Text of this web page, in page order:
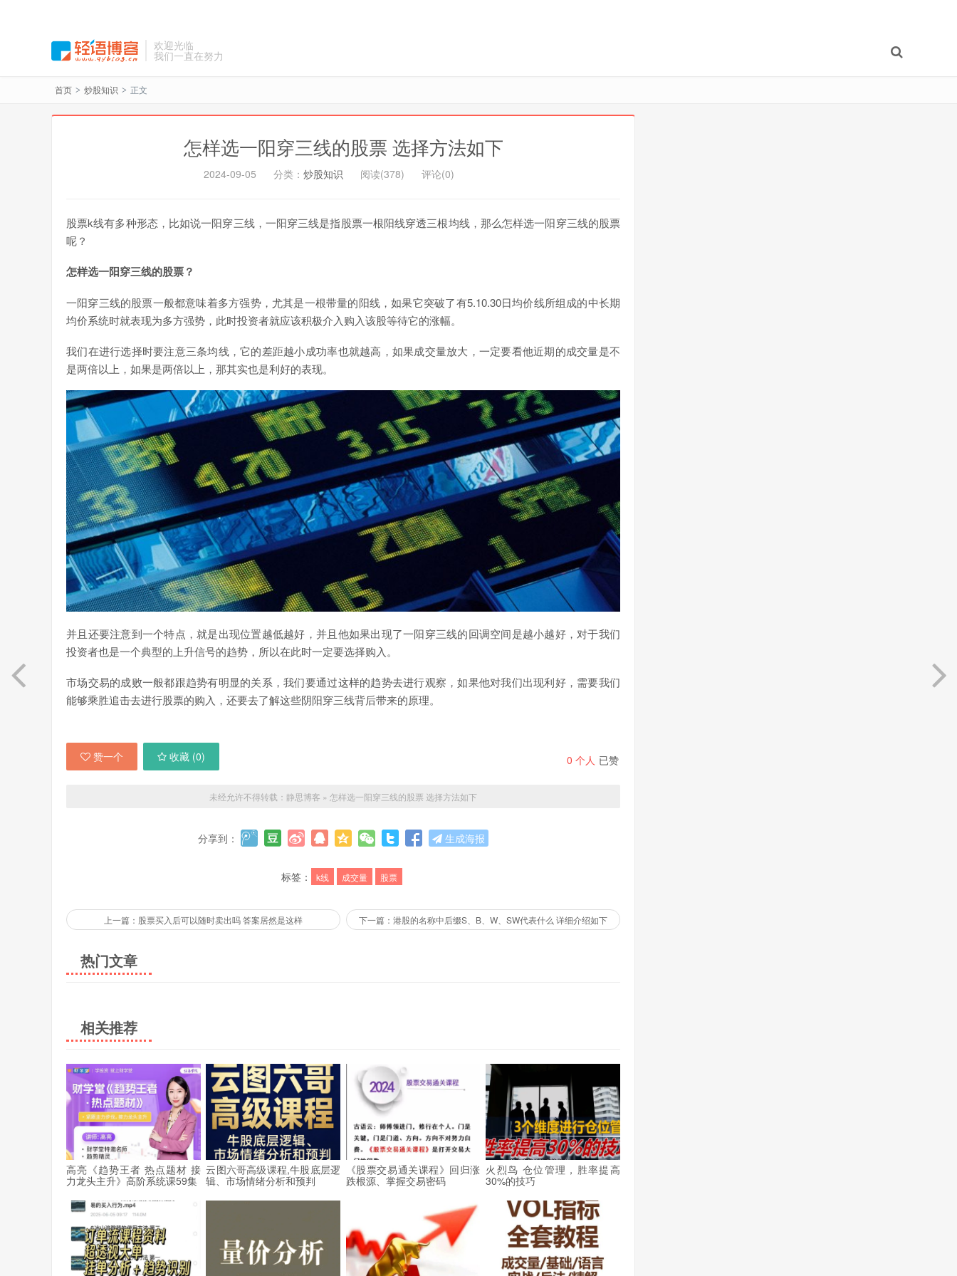
欢迎光临
我们一直在努力
首页 > 炒股知识 > 正文
怎样选一阳穿三线的股票 选择方法如下
2024-09-05 分类： 炒股知识 阅读(378) 评论(0)
股票k线有多种形态，比如说一阳穿三线，一阳穿三线是指股票一根阳线穿透三根均线，那么怎样选一阳穿三线的股票
呢？
怎样选一阳穿三线的股票？
一阳穿三线的股票一般都意味着多方强势，尤其是一根带量的阳线，如果它突破了有5.10.30日均价线所组成的中长期
均价系统时就表现为多方强势，此时投资者就应该积极介入购入该股等待它的涨幅。
我们在进行选择时要注意三条均线，它的差距越小成功率也就越高，如果成交量放大，一定要看他近期的成交量是不
是两倍以上，如果是两倍以上，那其实也是利好的表现。
并且还要注意到一个特点，就是出现位置越低越好，并且他如果出现了一阳穿三线的回调空间是越小越好，对于我们
投资者也是一个典型的上升信号的趋势，所以在此时一定要选择购入。
市场交易的成败一般都跟趋势有明显的关系，我们要通过这样的趋势去进行观察，如果他对我们出现利好，需要我们
能够乘胜追击去进行股票的购入，还要去了解这些阴阳穿三线背后带来的原理。
0 个人 已赞
赞一个 收藏 (0)
未经允许不得转载： 静思博客 » 怎样选一阳穿三线的股票 选择方法如下
分享到： 生成海报
标签： k线 成交量 股票
上一篇：股票买入后可以随时卖出吗 答案居然是这样 下一篇：港股的名称中后缀S、B、W、SW代表什么 详细介绍如下
热门文章
相关推荐
高亮《趋势王者 热点题材 接
力龙头主升》高阶系统课59集
云图六哥高级课程,牛股底层逻
辑、市场情绪分析和预判
《股票交易通关课程》回归涨
跌根源、掌握交易密码
火烈鸟 仓位管理，胜率提高
30%的技巧